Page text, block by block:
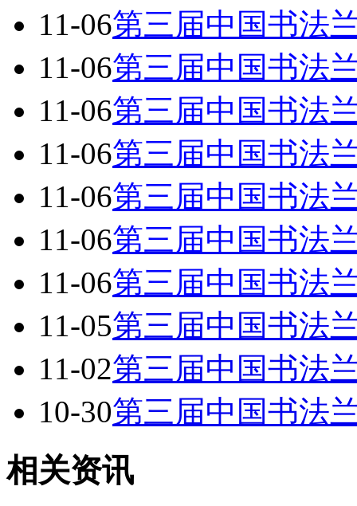
11-06第三届中国书法
11-06第三届中国书法
11-06第三届中国书法
11-06第三届中国书法
11-06第三届中国书法
11-06第三届中国书法
11-06第三届中国书法
11-05第三届中国书法
11-02第三届中国书法
10-30第三届中国书法
相关资讯